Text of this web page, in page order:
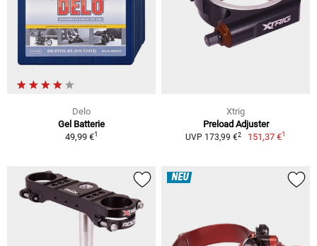
Delo
Gel Batterie
49,99 €1
Xtrig
Preload Adjuster
UVP 173,99 €2 151,37 €1
NEU